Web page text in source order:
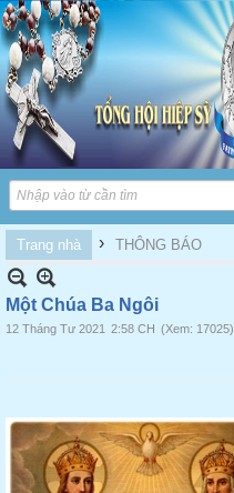
Trang nhà › THÔNG BÁO
Một Chúa Ba Ngôi
12 Tháng Tư 2021 2:58 CH (Xem: 17025)